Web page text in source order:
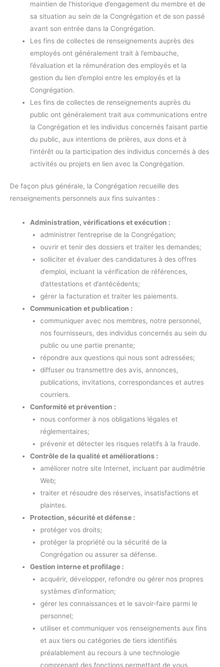
maintien de l’historique d’engagement du membre et de
sa situation au sein de la Congrégation et de son passé
avant son entrée dans la Congrégation.
Les fins de collectes de renseignements auprès des
employés ont généralement trait à l’embauche,
l’évaluation et la rémunération des employés et la
gestion du lien d’emploi entre les employés et la
Congrégation.
Les fins de collectes de renseignements auprès du
public ont généralement trait aux communications entre
la Congrégation et les individus concernés faisant partie
du public, aux intentions de prières, aux dons et à
l’intérêt ou la participation des individus concernés à des
activités ou projets en lien avec la Congrégation.
De façon plus générale, la Congrégation recueille des
renseignements personnels aux fins suivantes :
Administration, vérifications et exécution :
administrer l’entreprise de la Congrégation;
ouvrir et tenir des dossiers et traiter les demandes;
solliciter et évaluer des candidatures à des offres
d’emploi, incluant la vérification de références,
d’attestations et d’antécédents;
gérer la facturation et traiter les paiements.
Communication et publication :
communiquer avec nos membres, notre personnel,
nos fournisseurs, des individus concernés au sein du
public ou une partie prenante;
répondre aux questions qui nous sont adressées;
diffuser ou transmettre des avis, annonces,
publications, invitations, correspondances et autres
courriers.
Conformité et prévention :
nous conformer à nos obligations légales et
réglementaires;
prévenir et détecter les risques relatifs à la fraude.
Contrôle de la qualité et améliorations :
améliorer notre site Internet, incluant par audimétrie
Web;
traiter et résoudre des réserves, insatisfactions et
plaintes.
Protection, sécurité et défense :
protéger vos droits;
protéger la propriété ou la sécurité de la
Congrégation ou assurer sa défense.
Gestion interne et profilage :
acquérir, développer, refondre ou gérer nos propres
systèmes d’information;
gérer les connaissances et le savoir-faire parmi le
personnel;
utiliser et communiquer vos renseignements aux fins
et aux tiers ou catégories de tiers identifiés
préalablement au recours à une technologie
comprenant des fonctions permettant de vous